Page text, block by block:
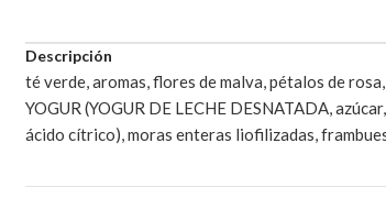
Descripción
té verde, aromas, flores de malva, pétalos de
YOGUR (YOGUR DE LECHE DESNATADA,
ácido cítrico), moras enteras liofilizadas,